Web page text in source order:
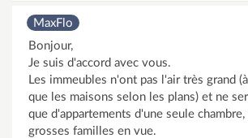
MaxFlo
Bonjour,
Je suis d'accord avec vous.
Les immeubles n'ont pas l'air très grand
que les maisons selon les plans) et ne
que d'appartements d'une seule chambre,
grosses familles en vue.